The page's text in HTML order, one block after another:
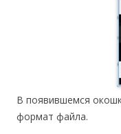
В появившемся
формат файла.